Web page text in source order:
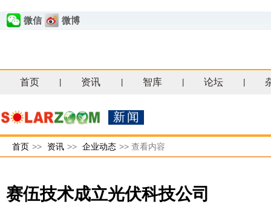
微信 微博
首页 资讯 智库 论坛
新闻
首页 >> 资讯 >> 企业动态 >> 查看内容
赛伍技术成立光伏科技公司